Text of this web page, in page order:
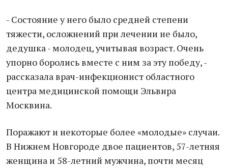
- Состояние у него было средней степени
тяжести, осложнений при лечении не было,
дедушка - молодец, учитывая возраст. Очень
упорно боролись вместе с ним за эту победу, -
рассказала врач-инфекционист областного
центра медицинской помощи Эльвира
Москвина.
Поражают и некоторые более «молодые» случаи.
В Нижнем Новгороде двое пациентов, 57-летняя
женщина и 58-летний мужчина, почти месяц